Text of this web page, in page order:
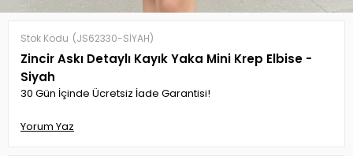
Stok Kodu (JS62330-SİYAH)
Zincir Askı Detaylı Kayık Yaka Mini Krep Elbise -
Siyah
30 Gün İçinde Ücretsiz İade Garantisi!
Yorum Yaz